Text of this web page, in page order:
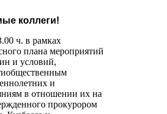
коллеги!
ч. в рамках
плана мероприятий
и условий,
и
в отношении их на
прокурором